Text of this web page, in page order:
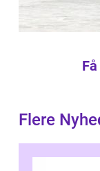
Flere